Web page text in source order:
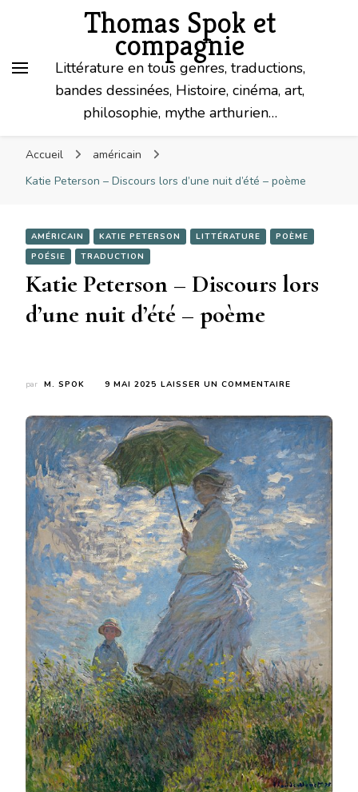
Thomas Spok et
compagnie
Littérature en tous genres, traductions,
bandes dessinées, Histoire, cinéma, art,
philosophie, mythe arthurien…
Accueil
américain
Katie Peterson – Discours lors d’une nuit d’été – poème
AMÉRICAIN KATIE PETERSON LITTÉRATURE
POÈME
POÉSIE
TRADUCTION
Katie Peterson – Discours lors
d’une nuit d’été – poème
par M. SPOK 9 MAI 2025 LAISSER UN COMMENTAIRE
–
DISCOURS
LORS
D’UNE
NUIT
D’ÉTÉ
–
POÈME